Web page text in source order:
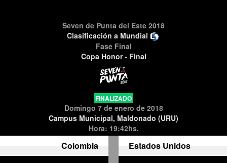
Seven de Punta del Este 2018
Clasificación a Mundial
Fase Final
Copa Honor - Final
FINALIZADO
Domingo 7 de enero de 2018
Campus Municipal, Maldonado (URU)
Hora: 19:42hs.
Colombia Estados Unidos